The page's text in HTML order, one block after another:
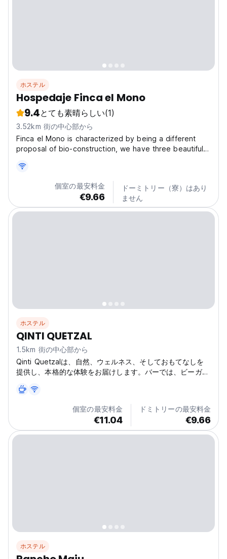
ホステル
Hospedaje Finca el Mono
9.4とても素晴らしい(1)
3.52km 街の中心部から
Finca el Mono is characterized by being a different
proposal of bio-construction, we have three beautiful
region, allowing our customers an immersion in the
indigenous Augustinian culture. Provides
accommodation...個室の最安料金
€9.66
ドーミトリー（寮）はあり
ません
ホステル
QINTI QUETZAL
1.5km 街の中心部から
Qinti Quetzalは、自然、ウェルネス、そしておもてなしを
提供し、本格的な体験をお届けします。バーでは、ビーガン
地にも近いです。 (Auto-translated from original
個室の最安料金
€11.04
ドミトリーの最安料金
€9.66
ホステル